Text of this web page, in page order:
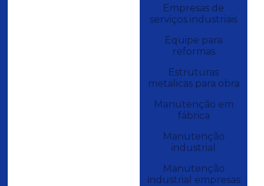
Empresas de
serviços industriais
Equipe para
reformas
Estruturas
metalicas para obra
Manutenção em
fábrica
Manutenção
industrial
Manutenção
industrial empresas